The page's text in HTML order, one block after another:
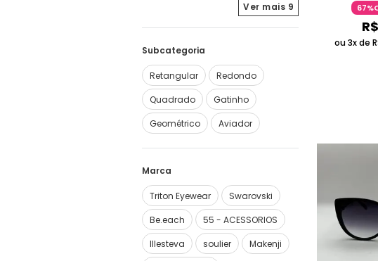
Ver mais 9
Subcategoria
Retangular
Redondo
Quadrado
Gatinho
Geométrico
Aviador
Marca
Triton Eyewear
Swarovski
Be.each
55 - ACESSORIOS
Illesteva
soulier
Makenji
R$
ou 3x de